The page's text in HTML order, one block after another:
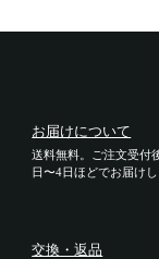
お届けについて
送料無料。ご注文受付
日〜4日ほどでお届けし
交換・返品